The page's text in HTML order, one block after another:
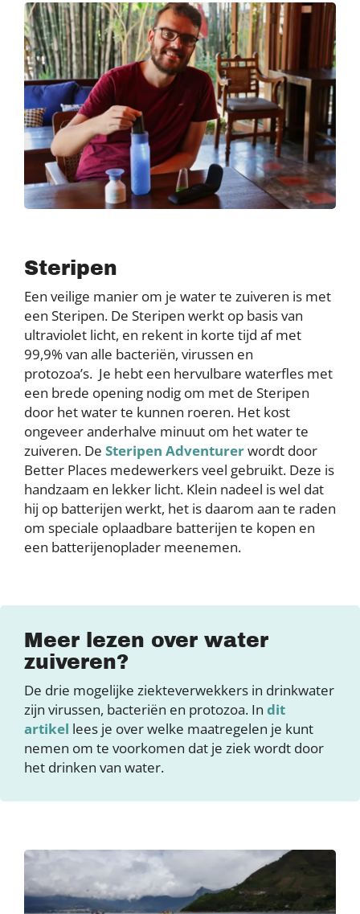
Steripen
Een veilige manier om je water te zuiveren is met
een Steripen. De Steripen werkt op basis van
ultraviolet licht, en rekent in korte tijd af met
99,9% van alle bacteriën, virussen en
protozoa’s. Je hebt een hervulbare waterfles met
een brede opening nodig om met de Steripen
door het water te kunnen roeren. Het kost
ongeveer anderhalve minuut om het water te
zuiveren. De Steripen Adventurerwordt door
Better Places medewerkers veel gebruikt. Deze is
handzaam en lekker licht. Klein nadeel is wel dat
hij op batterijen werkt, het is daarom aan te raden
om speciale oplaadbare batterijen te kopen en
een batterijenoplader meenemen.
Meer lezen over water
zuiveren?
De drie mogelijke ziekteverwekkers in drinkwater
zijn virussen, bacteriën en protozoa. In dit
artikel lees je over welke maatregelen je kunt
nemen om te voorkomen dat je ziek wordt door
het drinken van water.